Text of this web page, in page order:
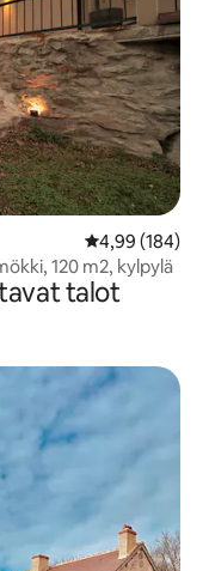
4,99 (184)
120 m2, kylpylä
talot